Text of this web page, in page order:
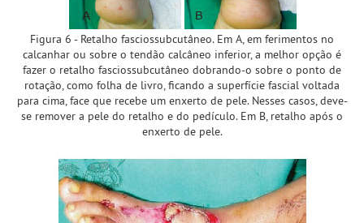
Figura 6 - Retalho fasciossubcutâneo. Em A, em ferimentos no
calcanhar ou sobre o tendão calcâneo inferior, a melhor opção é
fazer o retalho fasciossubcutâneo dobrando-o sobre o ponto de
rotação, como folha de livro, ficando a superfície fascial voltada
para cima, face que recebe um enxerto de pele. Nesses casos, deve-
se remover a pele do retalho e do pedículo. Em B, retalho após o
enxerto de pele.